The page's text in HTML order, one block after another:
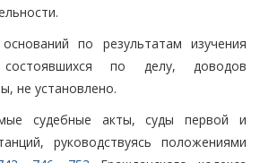
по результатам изучения
по делу, доводов
не установлено.
судебные акты, суды первой и
руководствуясь положениями